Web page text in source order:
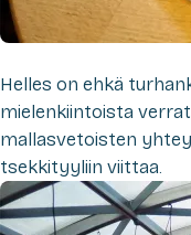
Helles on ehkä
mielenkiintoista
mallasvetoisten
tsekkityyliin viittaa.